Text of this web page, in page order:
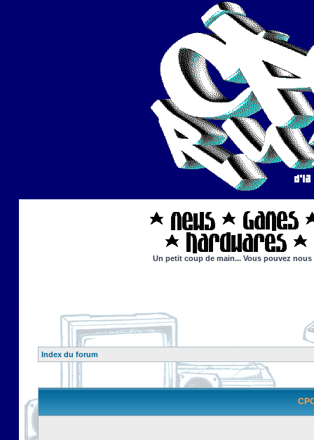
Un petit coup de main... Vous pouvez
Index du forum